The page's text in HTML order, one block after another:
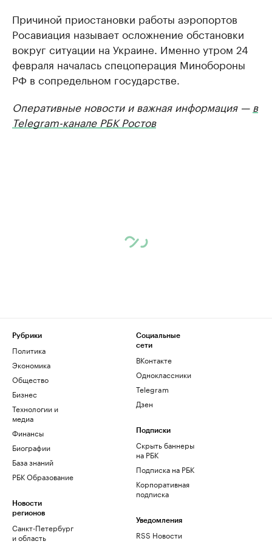
Причиной приостановки работы аэропортов
Росавиация называет осложнение обстановки
вокруг ситуации на Украине. Именно утром 24
февраля началась спецоперация Минобороны
РФ в сопредельном государстве.
Оперативные новости и важная информация —в
Telegram-канале РБК Ростов
Рубрики
Политика
Экономика
Общество
Бизнес
Технологии и
медиа
Финансы
Биографии
База знаний
РБК Образование
Новости
регионов
Санкт-Петербург
и область
Социальные
сети
ВКонтакте
Одноклассники
Telegram
Дзен
Подписки
Скрыть баннеры
на РБК
Подписка на РБК
Корпоративная
подписка
Уведомления
RSS Новости